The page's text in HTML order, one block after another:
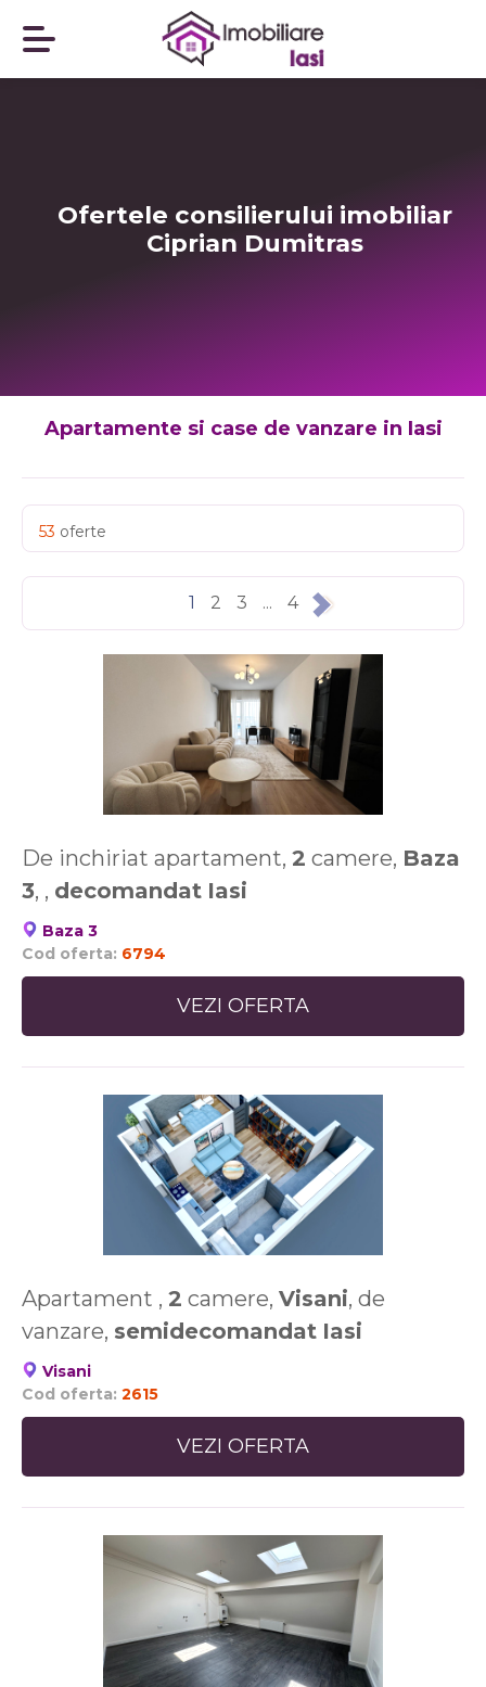
Ofertele consilierului imobiliar
Ciprian Dumitras
Apartamente si case de vanzare in Iasi
53 oferte
1 2 3 ... 4
De inchiriat apartament, 2 camere, Baza
3, , decomandat Iasi
Baza 3
Cod oferta: 6794
VEZI OFERTA
Apartament , 2 camere, Visani, de
vanzare, semidecomandat Iasi
Visani
Cod oferta: 2615
VEZI OFERTA